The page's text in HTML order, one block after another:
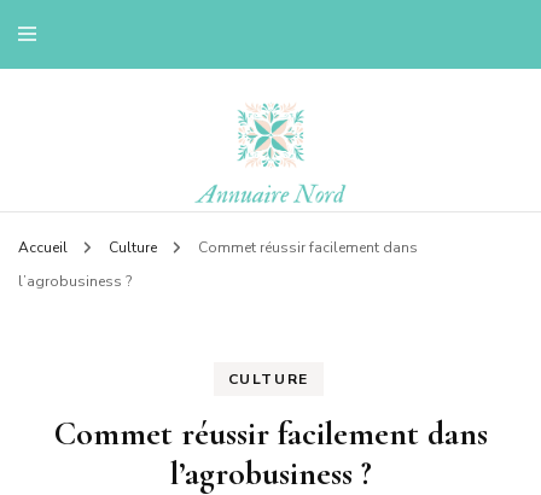
Annuaire nord
Le blog d'une ch'ti du nord
Accueil Culture
Commet réussir facilement dans
l’agrobusiness ?
CULTURE
Commet réussir facilement dans
l’agrobusiness ?